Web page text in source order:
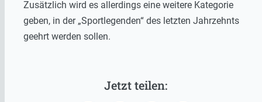
Zusätzlich wird es allerdings eine weitere Kategorie
geben, in der „Sportlegenden“ des letzten Jahrzehnts
geehrt werden sollen.